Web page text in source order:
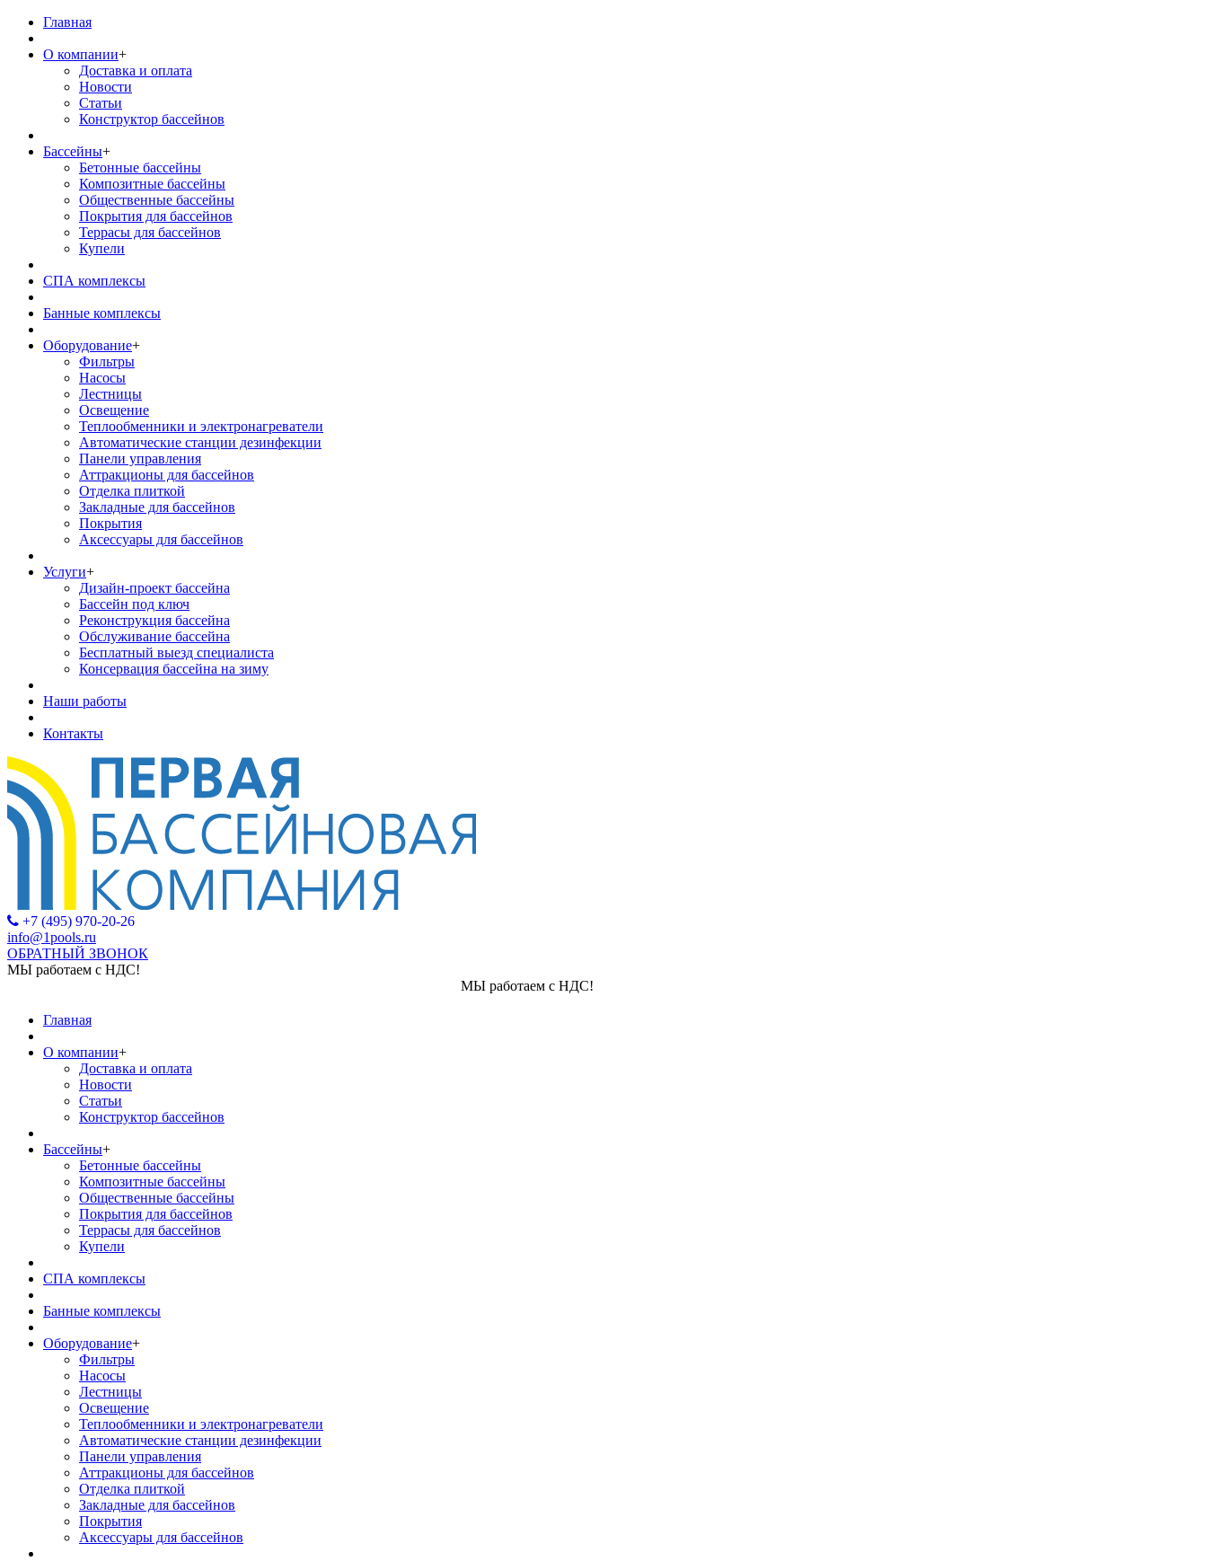
Главная
О компании+
Доставка и оплата
Новости
Статьи
Конструктор бассейнов
Бассейны+
Бетонные бассейны
Композитные бассейны
Общественные бассейны
Покрытия для бассейнов
Террасы для бассейнов
Купели
СПА комплексы
Банные комплексы
Оборудование+
Фильтры
Насосы
Лестницы
Освещение
Теплообменники и электронагреватели
Автоматические станции дезинфекции
Панели управления
Аттракционы для бассейнов
Отделка плиткой
Закладные для бассейнов
Покрытия
Аксессуары для бассейнов
Услуги+
Дизайн-проект бассейна
Бассейн под ключ
Реконструкция бассейна
Обслуживание бассейна
Бесплатный выезд специалиста
Консервация бассейна на зиму
Наши работы
Контакты
+7 (495) 970-20-26
info@1pools.ru
ОБРАТНЫЙ ЗВОНОК
МЫ работаем с НДС!
Главная
О компании+
Доставка и оплата
Новости
Статьи
Конструктор бассейнов
Бассейны+
Бетонные бассейны
Композитные бассейны
Общественные бассейны
Покрытия для бассейнов
Террасы для бассейнов
Купели
СПА комплексы
Банные комплексы
Оборудование+
Фильтры
Насосы
Лестницы
Освещение
Теплообменники и электронагреватели
Автоматические станции дезинфекции
Панели управления
Аттракционы для бассейнов
Отделка плиткой
Закладные для бассейнов
Покрытия
Аксессуары для бассейнов